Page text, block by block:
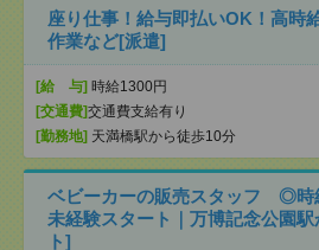
座り仕事！給与即払いOK！高時
作業など[派遣]
[給 与] 時給1300円
[交通費]交通費支給有り
[勤務地] 天満橋駅から徒歩10分
ベビーカーの販売スタッフ ◎時
未経験スタート｜万博記念公園
ト]